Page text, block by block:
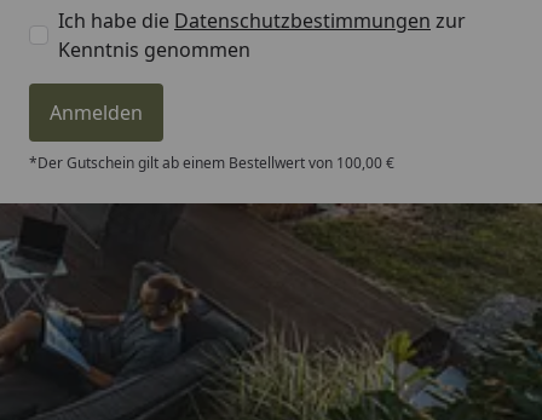
Ich habe die Datenschutzbestimmungen zur
Kenntnis genommen
Anmelden
*Der Gutschein gilt ab einem Bestellwert von 100,00 €
Trusted Shops
4,81/ 5